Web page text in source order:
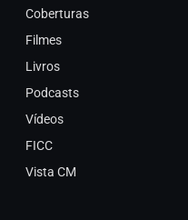
Coberturas
Filmes
Livros
Podcasts
Vídeos
FICC
Vista CM